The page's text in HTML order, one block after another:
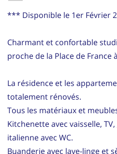
*** Disponible le 1er Février
Charmant et confortable
proche de la Place de France
La résidence et les
totalement rénovés.
Tous les matériaux et
Kitchenette avec vaisselle,
italienne avec WC.
Buanderie avec lave-linge et